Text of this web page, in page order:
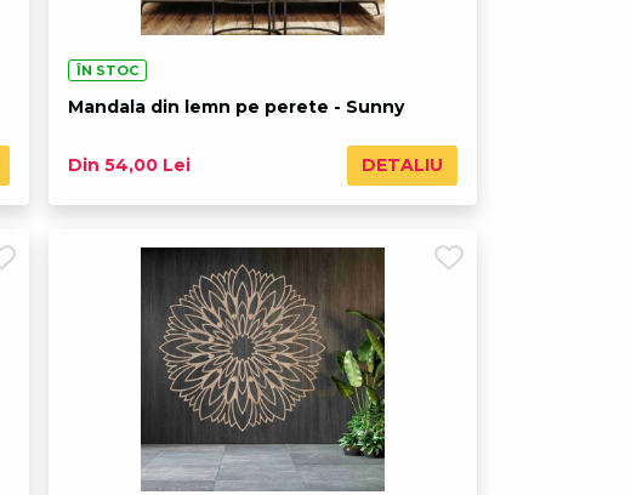
ÎN STOC
Mandala din lemn pe perete - Sunny
Din 54,00 Lei DETALIU